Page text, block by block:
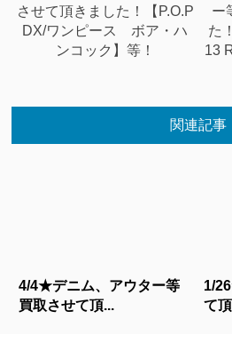
させて頂きました！【P.O.P
DX/ワンピース ボア・ハ
ンコック】等！
ー
た
13
関連記事
4/4★デニム、アウター等
買取させて頂...
1/
て